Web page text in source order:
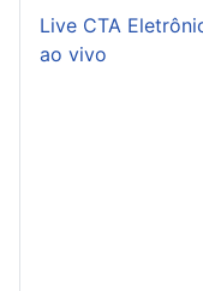
Live CTA
ao vivo